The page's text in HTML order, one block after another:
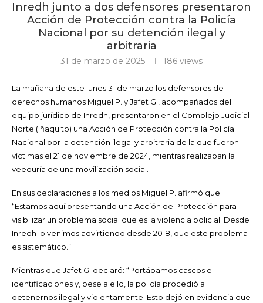
Inredh junto a dos defensores presentaron
Acción de Protección contra la Policía
Nacional por su detención ilegal y
arbitraria
31 de marzo de 2025 186 views
La mañana de este lunes 31 de marzo los defensores de
derechos humanos Miguel P. y Jafet G., acompañados del
equipo jurídico de Inredh, presentaron en el Complejo Judicial
Norte (Iñaquito) una Acción de Protección contra la Policía
Nacional por la detención ilegal y arbitraria de la que fueron
víctimas el 21 de noviembre de 2024, mientras realizaban la
veeduría de una movilización social.
En sus declaraciones a los medios Miguel P. afirmó que:
“Estamos aquí presentando una Acción de Protección para
visibilizar un problema social que es la violencia policial. Desde
Inredh lo venimos advirtiendo desde 2018, que este problema
es sistemático.”
Mientras que Jafet G. declaró: “Portábamos cascos e
identificaciones y, pese a ello, la policía procedió a
detenernos ilegal y violentamente. Esto dejó en evidencia que